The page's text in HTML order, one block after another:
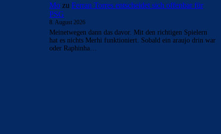
Mo zu Ferran Torres entscheidet sich offenbar für
PSG
8. August 2026
Meinetwegen dann das davor. Mit den richtigen Spielern
hat es nichts Merhi funktioniert. Sobald ein araujo drin war
oder Raphinha…